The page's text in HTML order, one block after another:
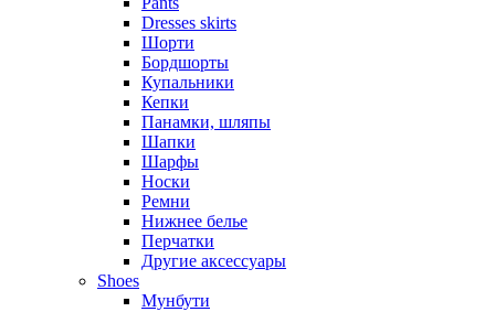
Dresses skirts
Шорти
Бордшорты
Купальники
Кепки
Панамки, шляпы
Шапки
Шарфы
Носки
Ремни
Нижнее белье
Перчатки
Другие аксессуары
Shoes
Мунбути